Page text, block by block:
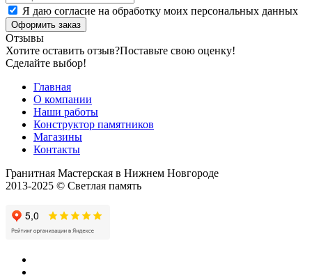
Я даю согласие на обработку моих персональных данных
Оформить заказ
Отзывы
Хотите оставить отзыв?Поставьте свою оценку!
Сделайте выбор!
Главная
О компании
Наши работы
Конструктор памятников
Магазины
Контакты
Гранитная Мастерская в Нижнем Новгороде
2013-2025 © Светлая память